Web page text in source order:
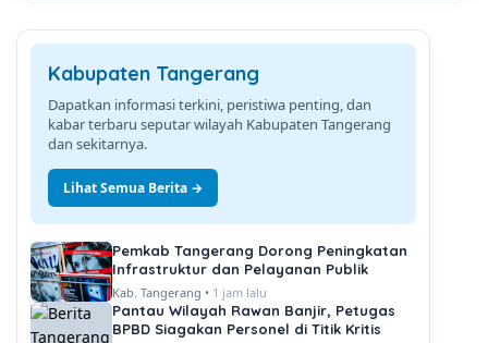
Kabupaten Tangerang
Dapatkan informasi terkini, peristiwa penting, dan
kabar terbaru seputar wilayah Kabupaten Tangerang
dan sekitarnya.
Lihat Semua Berita →
Pemkab Tangerang Dorong Peningkatan
Infrastruktur dan Pelayanan Publik
Kab. Tangerang • 1 jam lalu
Pantau Wilayah Rawan Banjir, Petugas
BPBD Siagakan Personel di Titik Kritis